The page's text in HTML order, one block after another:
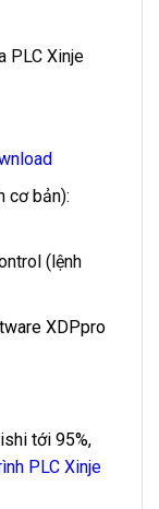
PLC Xinje
cơ bản):
(lệnh
XDPpro
tới 95%,
PLC Xinje